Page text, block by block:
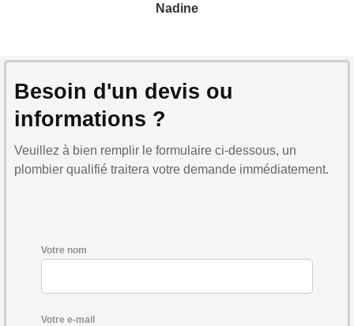
Nadine
Besoin d'un devis ou
informations ?
Veuillez à bien remplir le formulaire ci-dessous, un
plombier qualifié traitera votre demande immédiatement.
Votre nom
Votre e-mail